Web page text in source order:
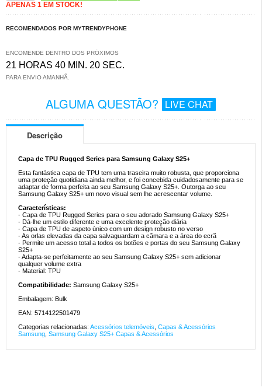
APENAS 1 EM STOCK!
RECOMENDADOS POR MYTRENDYPHONE
ENCOMENDE DENTRO DOS PRÓXIMOS
21 HORAS 40 MIN. 20 SEC.
PARA ENVIO AMANHÃ.
ALGUMA QUESTÃO? LIVE CHAT
Descrição
Capa de TPU Rugged Series para Samsung Galaxy S25+
Esta fantástica capa de TPU tem uma traseira muito robusta, que proporciona
uma proteção quotidiana ainda melhor, e foi concebida cuidadosamente para se
adaptar de forma perfeita ao seu Samsung Galaxy S25+. Outorga ao seu
Samsung Galaxy S25+ um novo visual sem lhe acrescentar volume.
Características:
- Capa de TPU Rugged Series para o seu adorado Samsung Galaxy S25+
- Dá-lhe um estilo diferente e uma excelente proteção diária
- Capa de TPU de aspeto único com um design robusto no verso
- As orlas elevadas da capa salvaguardam a câmara e a área do ecrã
- Permite um acesso total a todos os botões e portas do seu Samsung Galaxy
S25+
- Adapta-se perfeitamente ao seu Samsung Galaxy S25+ sem adicionar
qualquer volume extra
- Material: TPU
Compatibilidade: Samsung Galaxy S25+
Embalagem: Bulk
EAN: 5714122501479
Categorias relacionadas: Acessórios telemóveis Capas & Acessórios
Samsung Samsung Galaxy S25+ Capas & Acessórios